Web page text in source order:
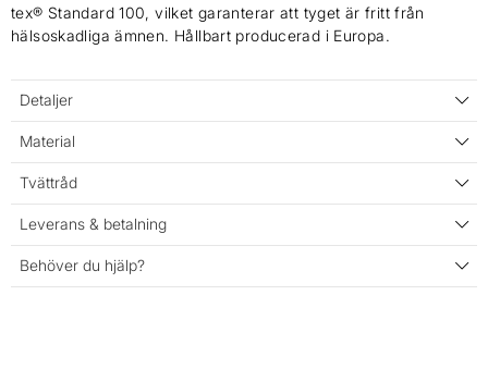
tex® Standard 100, vilket garanterar att tyget är fritt från
hälsoskadliga ämnen. Hållbart producerad i Europa.
Detaljer
Material
Tvättråd
Leverans & betalning
Behöver du hjälp?